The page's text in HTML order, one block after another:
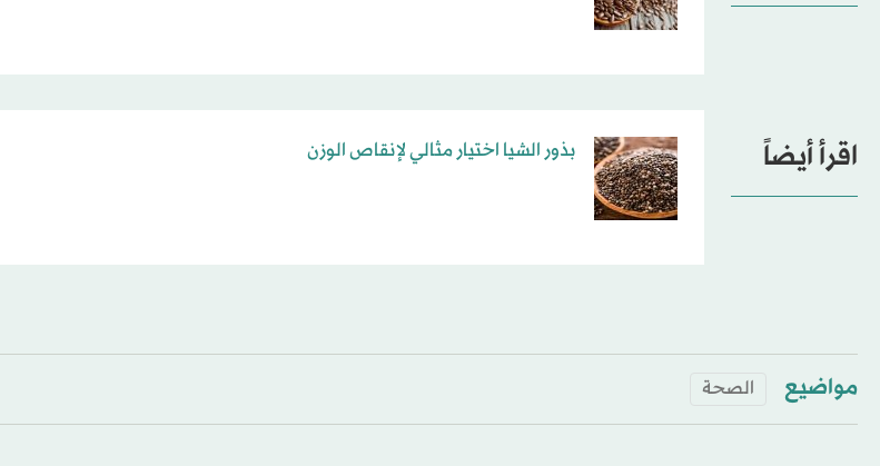
اقرأ أيضاً بذور الشيا اختيار مثالي لإنقاص الوزن
مواضيع الصحة